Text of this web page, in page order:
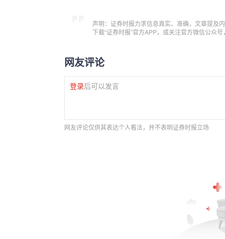
声明：证券时报力求信息真实、准确，文章提及
下载“证券时报”官方APP，或关注官方微信公众
网友评论
登录后可以发言
网友评论仅供其表达个人看法，并不表明证券时报立场